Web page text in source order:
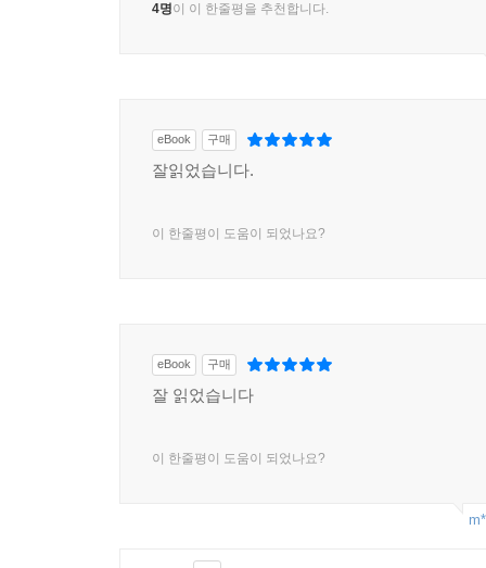
4명이 이 한줄평을 추천합니다.
eBook 구매
잘읽었습니다.
이 한줄평이 도움이 되었나요?
eBook 구매
잘 읽었습니다
이 한줄평이 도움이 되었나요?